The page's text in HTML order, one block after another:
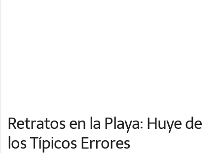
Retratos en la Playa: Huye de
los Típicos Errores